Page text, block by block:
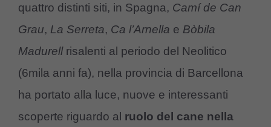
quattro distinti siti, in Spagna, Camí de Can
Grau, La Serreta, Ca l’Arnella e Bòbila
Madurellrisalenti al periodo del Neolitico
(6mila anni fa), nella provincia di Barcellona
ha portato alla luce, nuove e interessanti
scoperte riguardo al ruolo del cane nella